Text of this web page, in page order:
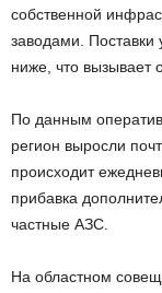
собственной
заводами. Поставки
ниже, что вызывает
По данным
регион выросли
происходит
прибавка
частные АЗС.
На областном